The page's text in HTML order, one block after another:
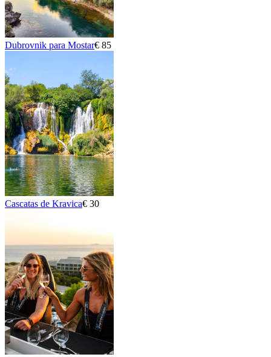
Dubrovnik para Mostar€ 85
Cascatas de Kravica€ 30